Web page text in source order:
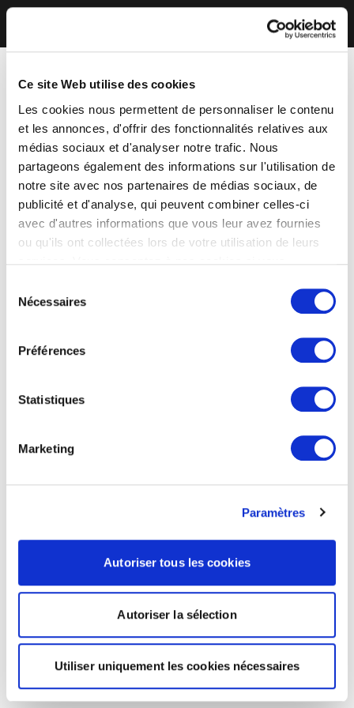
Ce site Web utilise des cookies
Les cookies nous permettent de personnaliser le contenu
et les annonces, d'offrir des fonctionnalités relatives aux
médias sociaux et d'analyser notre trafic. Nous
partageons également des informations sur l'utilisation de
notre site avec nos partenaires de médias sociaux, de
publicité et d'analyse, qui peuvent combiner celles-ci
avec d'autres informations que vous leur avez fournies
ou qu'ils ont collectées lors de votre utilisation de leurs
Nécessaires
Préférences
Statistiques
Marketing
Paramètres
Autoriser tous les cookies
Autoriser la sélection
Utiliser uniquement les cookies nécessaires